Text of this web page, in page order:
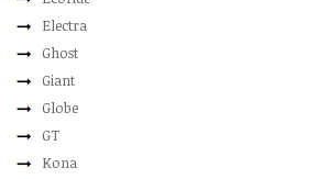
Electra
Ghost
Giant
Globe
GT
Kona